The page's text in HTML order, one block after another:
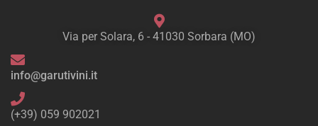
Via per Solara, 6 - 41030 Sorbara (MO)
info@garutivini.it
(+39) 059 902021